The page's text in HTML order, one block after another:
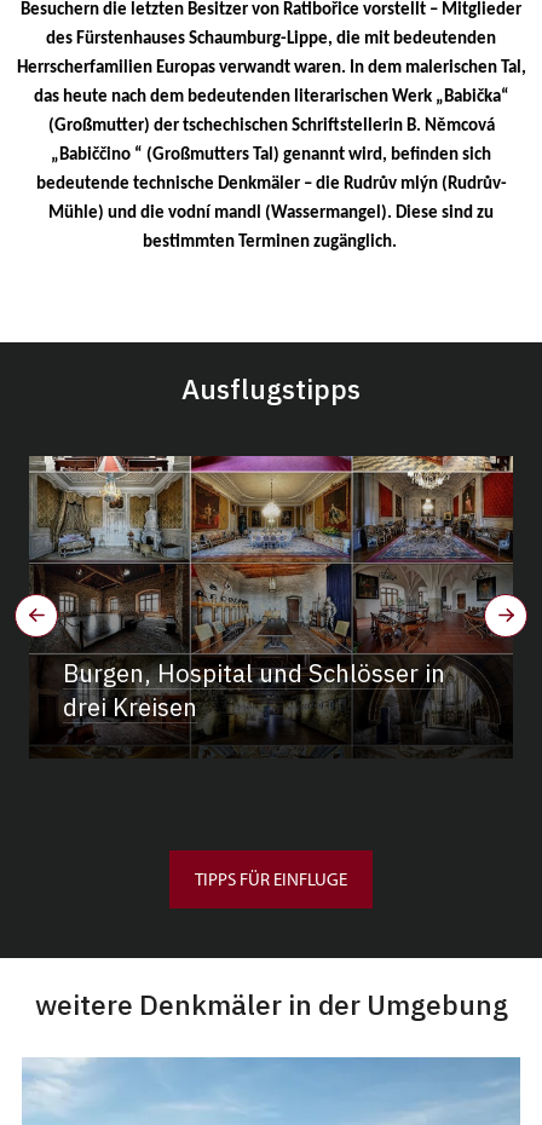
Besuchern die letzten Besitzer von Ratibořice vorstellt – Mitglieder
des Fürstenhauses Schaumburg-Lippe, die mit bedeutenden
Herrscherfamilien Europas verwandt waren. In dem malerischen Tal,
das heute nach dem bedeutenden literarischen Werk „Babička“
(Großmutter) der tschechischen Schriftstellerin B. Němcová
„Babiččino “ (Großmutters Tal) genannt wird, befinden sich
bedeutende technische Denkmäler – die Rudrův mlýn (Rudrův-
Mühle) und die vodní mandl (Wassermangel). Diese sind zu
bestimmten Terminen zugänglich.
Ausflugstipps
Burgen, Hospital und Schlösser in
drei Kreisen
TIPPS FÜR EINFLUGE
weitere Denkmäler in der Umgebung